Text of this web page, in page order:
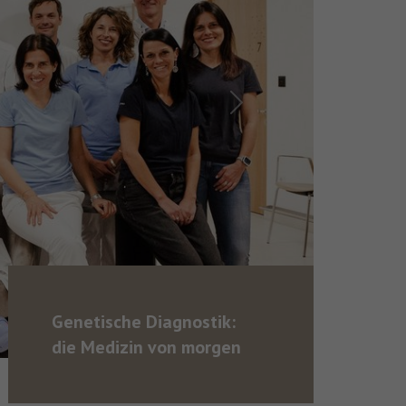
Next
Genetische Diagnostik:
die Medizin von morgen